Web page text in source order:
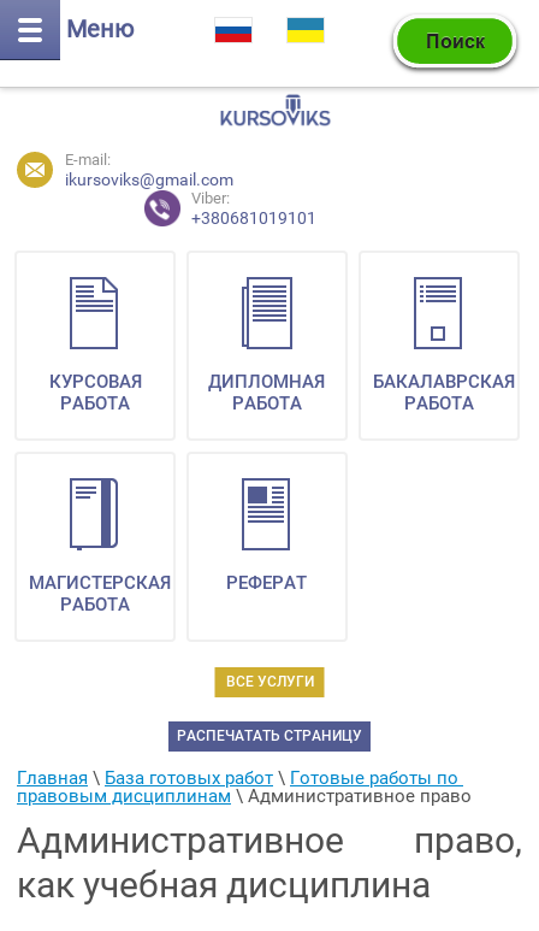
Меню
E-mail:
ikursoviks@gmail.com
Viber:
+380681019101
ВСЕ УСЛУГИ
КУРСОВАЯ
РАБОТА
ДИПЛОМНАЯ
РАБОТА
БАКАЛАВРСКАЯ
РАБОТА
МАГИСТЕРСКАЯ
РАБОТА
РЕФЕРАТ
РАСПЕЧАТАТЬ СТРАНИЦУ
Главная \ База готовых работ \ Готовые работы по
правовым дисциплинам \ Административное право
Административное право,
как учебная дисциплина